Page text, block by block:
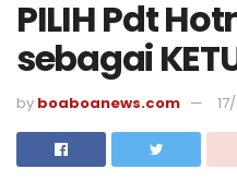
PILIH Pdt
sebagai
by boaboanews.com